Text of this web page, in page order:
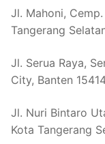
Jl. Mahoni,
Tangerang
Jl. Serua Raya,
City, Banten
Jl. Nuri Bintaro
Kota Tangerang